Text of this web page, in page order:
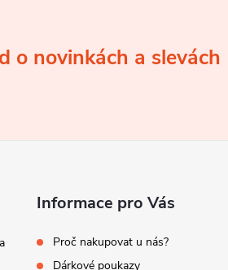
o novinkách a slevách
Informace pro Vás
Proč nakupovat u nás?
Dárkové poukazy